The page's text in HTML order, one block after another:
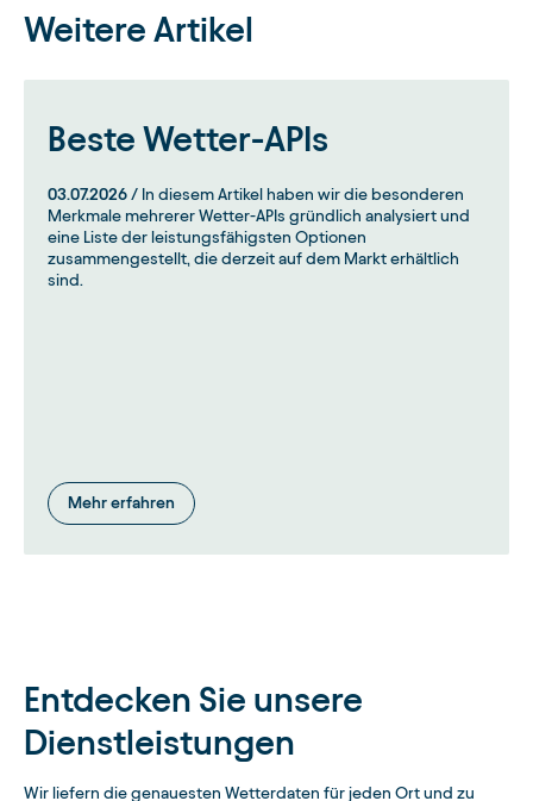
Weitere Artikel
Beste Wetter-APIs
03.07.2026 / In diesem Artikel haben wir die besonderen
Merkmale mehrerer Wetter-APIs gründlich analysiert und
eine Liste der leistungsfähigsten Optionen
zusammengestellt, die derzeit auf dem Markt erhältlich
sind.
Mehr erfahren
Entdecken Sie unsere
Dienstleistungen
Wir liefern die genauesten Wetterdaten für jeden Ort und zu